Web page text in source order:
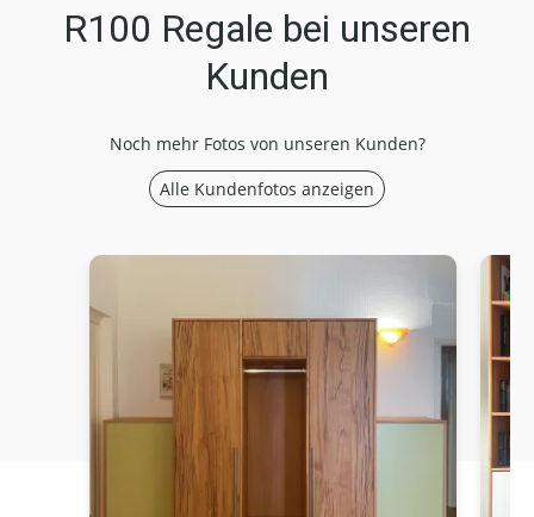
R100 Regale bei unseren
Kunden
Noch mehr Fotos von unseren Kunden?
Alle Kundenfotos anzeigen